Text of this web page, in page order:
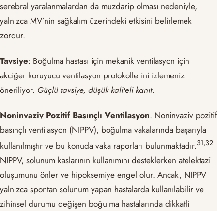
serebral yaralanmalardan da muzdarip olması nedeniyle,
yalnızca MV’nin sağkalım üzerindeki etkisini belirlemek
zordur.
Tavsiye: Boğulma hastası için mekanik ventilasyon için
akciğer koruyucu ventilasyon protokollerini izlemeniz
öneriliyor. Güçlü tavsiye, düşük kaliteli kanıt.
Noninvaziv Pozitif Basınçlı Ventilasyon. Noninvaziv pozitif
basınçlı ventilasyon (NIPPV), boğulma vakalarında başarıyla
kullanılmıştır ve bu konuda vaka raporları bulunmaktadır.​31,32​
NIPPV, solunum kaslarının kullanımını desteklerken atelektazi
oluşumunu önler ve hipoksemiye engel olur. Ancak, NIPPV
yalnızca spontan solunum yapan hastalarda kullanılabilir ve
zihinsel durumu değişen boğulma hastalarında dikkatli